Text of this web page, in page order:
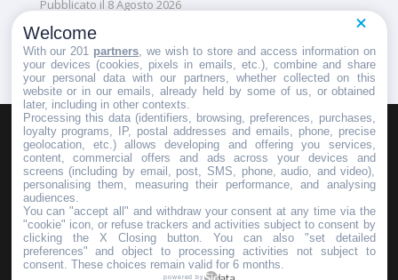
Pubblicato il 8 Agosto 2026
HOMEPAGEREDAZIONEINVIA UN COMUNICATO STAMPA
PUBBLICITÀSCRIVI AL DIRETTORE
Copyright © 2016 - 2025 ASD Fondo Italia - Partita Iva: IT 03855110049
Welcome
With our 201 partners , we wish to store and access information on
your devices (cookies, pixels in emails, etc.), combine and share
your personal data with our partners, whether collected on this
website or in our emails, already held by some of us, or obtained
later, including in other contexts.
Processing this data (identifiers, browsing, preferences, purchases,
loyalty programs, IP, postal addresses and emails, phone, precise
geolocation, etc.) allows developing and offering you services,
content, commercial offers and ads across your devices and
screens (including by email, post, SMS, phone, audio, and video),
personalising them, measuring their performance, and analysing
audiences.
You can "accept all" and withdraw your consent at any time via the
"cookie" icon, or refuse trackers and activities subject to consent by
clicking the X Closing button. You can also "set detailed
preferences" and object to processing activities not subject to
consent. These choices remain valid for 6 months.
powered by